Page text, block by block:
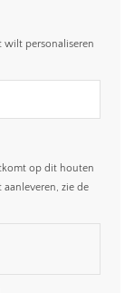
wilt personaliseren
op dit houten
zie de